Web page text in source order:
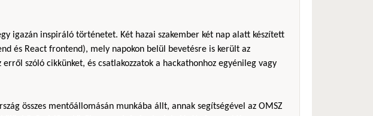
igazán inspiráló történetet. Két hazai szakember két nap alatt készített
és React frontend), mely napokon belül bevetésre is került az
szóló cikkünket, és csatlakozzatok a hackathonhoz egyénileg vagy
összes mentőállomásán munkába állt, annak segítségével az OMSZ